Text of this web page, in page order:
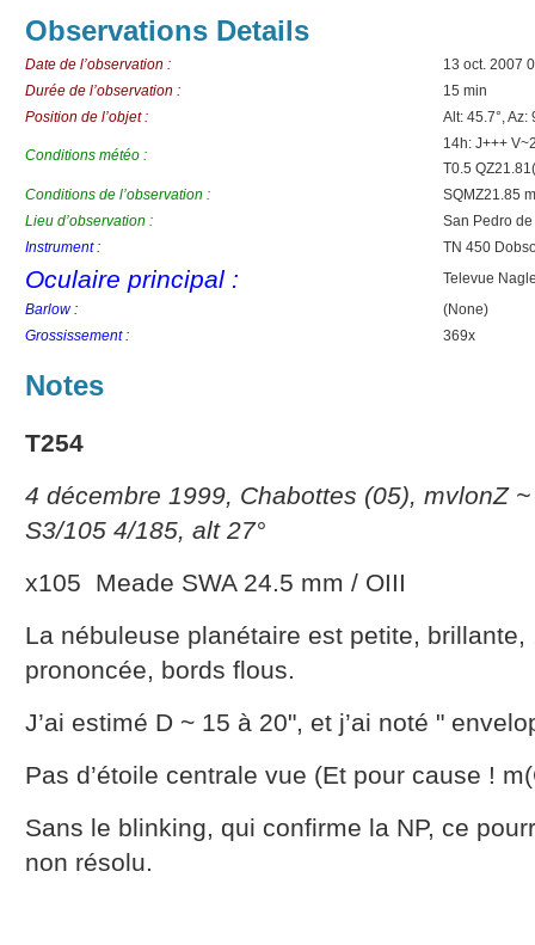
Observations Details
Date de l’observation :
13 oct. 2007
Durée de l’observation :
15 min
Position de l’objet :
Alt: 45.7°, Az:
Conditions météo :
14h: J+++
T0.5
Conditions de l’observation :
SQMZ21.85
Lieu d’observation :
San Pedro
Instrument :
TN 450
Oculaire principal :
Televue
Barlow :
(None)
Grossissement :
369x
Notes
T254
4 décembre 1999, Chabottes (05), mvlonZ
S3/105 4/185, alt 27°
x105 Meade SWA 24.5 mm / OIII
La nébuleuse planétaire est petite, brillante,
prononcée, bords flous.
J’ai estimé D ~ 15 à 20", et j’ai noté "
Pas d’étoile centrale vue (Et pour cause !
Sans le blinking, qui confirme la NP, ce
non résolu.